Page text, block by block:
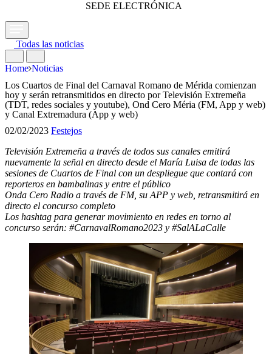
SEDE ELECTRÓNICA
Todas las noticias
Home Noticias
Los Cuartos de Final del Carnaval Romano de Mérida comienzan
hoy y serán retransmitidos en directo por Televisión Extremeña
(TDT, redes sociales y youtube), Ond Cero Méria (FM, App y web)
y Canal Extremadura (App y web)
02/02/2023 Festejos
Televisión Extremeña a través de todos sus canales emitirá
nuevamente la señal en directo desde el María Luisa de todas las
sesiones de Cuartos de Final con un despliegue que contará con
reporteros en bambalinas y entre el público
Onda Cero Radio a través de FM, su APP y web, retransmitirá en
directo el concurso completo
Los hashtag para generar movimiento en redes en torno al
concurso serán: #CarnavalRomano2023 y #SalALaCalle